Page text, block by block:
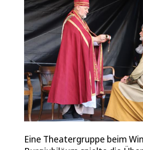
Eine Theatergruppe beim